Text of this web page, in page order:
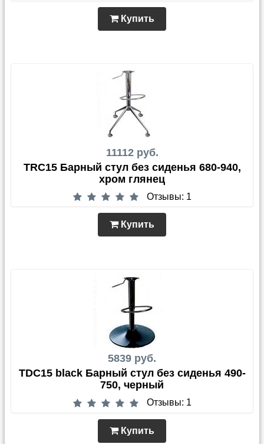
Купить
11112 руб.
TRC15 Барный стул без сиденья 680-940,
хром глянец
Отзывы: 1
Купить
5839 руб.
TDC15 black Барный стул без сиденья 490-
750, черный
Отзывы: 1
Купить